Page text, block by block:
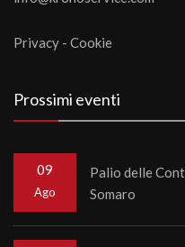
Privacy - Cookie
Prossimi eventi
09
Ago
Palio delle
Somaro